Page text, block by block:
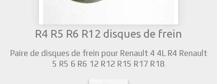
R4 R5 R6 R12 disques de frein
Paire de disques de frein pour Renault 4 4L R4 Renault
5 R5 6 R6 12 R12 R15 R17 R18